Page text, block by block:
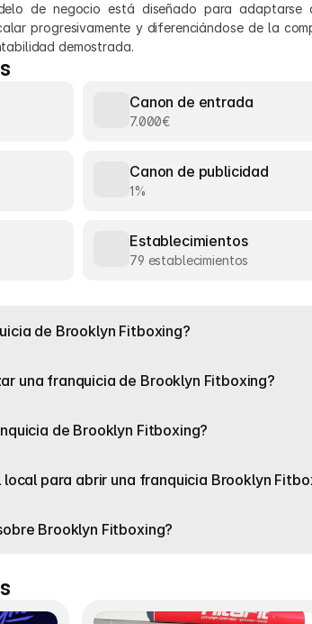
de negocio está diseñado para adaptarse
progresivamente y diferenciándose de la
demostrada.
Canon de entrada
7.000€
Canon de publicidad
1%
Establecimientos
79 establecimientos
de Brooklyn Fitboxing?
una franquicia de Brooklyn Fitboxing?
de Brooklyn Fitboxing?
para abrir una franquicia Brooklyn
Brooklyn Fitboxing?